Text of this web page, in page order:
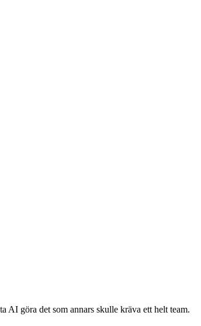
AI göra det som annars skulle kräva ett helt team.